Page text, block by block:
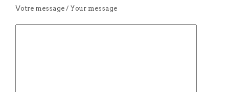
Votre message / Your message